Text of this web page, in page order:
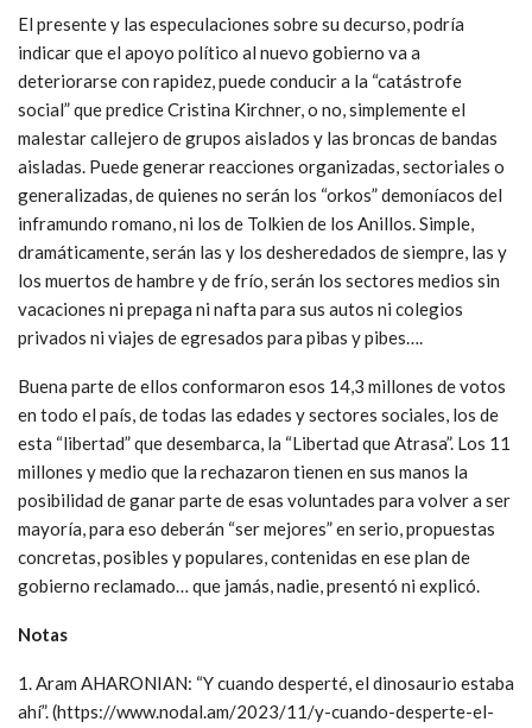
El presente y las especulaciones sobre su decurso, podría
indicar que el apoyo político al nuevo gobierno va a
deteriorarse con rapidez, puede conducir a la “catástrofe
social” que predice Cristina Kirchner, o no, simplemente el
malestar callejero de grupos aislados y las broncas de bandas
aisladas. Puede generar reacciones organizadas, sectoriales o
generalizadas, de quienes no serán los “orkos” demoníacos del
inframundo romano, ni los de Tolkien de los Anillos. Simple,
dramáticamente, serán las y los desheredados de siempre, las y
los muertos de hambre y de frío, serán los sectores medios sin
vacaciones ni prepaga ni nafta para sus autos ni colegios
privados ni viajes de egresados para pibas y pibes….
Buena parte de ellos conformaron esos 14,3 millones de votos
en todo el país, de todas las edades y sectores sociales, los de
esta “libertad” que desembarca, la “Libertad que Atrasa”. Los 11
millones y medio que la rechazaron tienen en sus manos la
posibilidad de ganar parte de esas voluntades para volver a ser
mayoría, para eso deberán “ser mejores” en serio, propuestas
concretas, posibles y populares, contenidas en ese plan de
gobierno reclamado… que jamás, nadie, presentó ni explicó.
Notas
1. Aram AHARONIAN: “Y cuando desperté, el dinosaurio estaba
ahí”. (https://www.nodal.am/2023/11/y-cuando-desperte-el-